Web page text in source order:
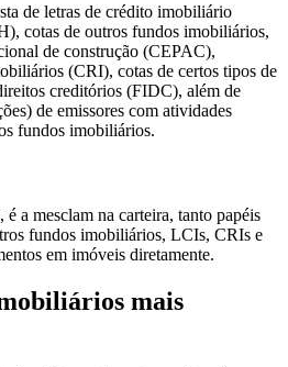
de letras de crédito imobiliário
cotas de outros fundos imobiliários,
de construção (CEPAC),
(CRI), cotas de certos tipos de
creditórios (FIDC), além de
de emissores com atividades
fundos imobiliários.
a mesclam na carteira, tanto papéis
fundos imobiliários, LCIs, CRIs e
em imóveis diretamente.
mais